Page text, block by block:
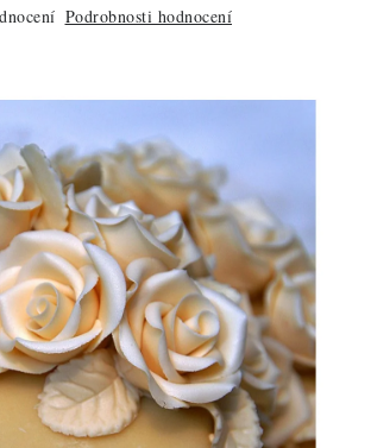
Podrobnosti hodnocení